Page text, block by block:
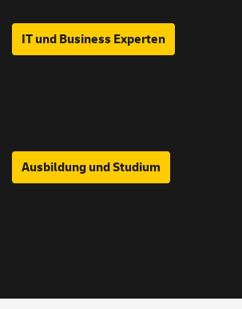
IT und Business Experten
Ausbildung und Studium